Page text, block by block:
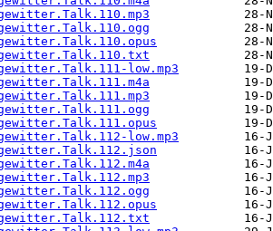
low.mp3
low.mp3